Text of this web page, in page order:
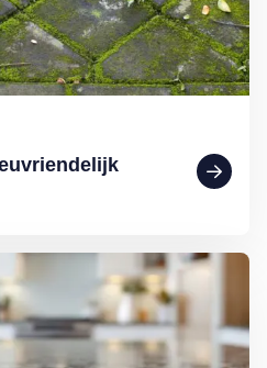
van graniet: alles wat u moet weten